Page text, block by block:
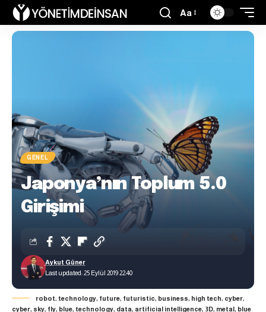
Aa
GENEL
Japonya’nın Toplum 5.0
Girişimi
Last updated: 25 Eylül 2019 22:40
Aykut Güner
robot, technology, future, futuristic, business, high tech, cyber,
cyber, sky, fly, blue, technology, data, artificial intelligence, 3D, metal, blue